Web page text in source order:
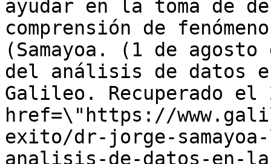
ayudar en la toma de
comprensión de
(Samayoa. (1 de
del análisis de datos
Galileo. Recuperado el
href=\"https://
exito/dr-jorge-
analisis-de-datos-en-